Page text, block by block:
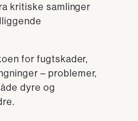
kritiske samlinger
for fugtskader,
– problemer,
dyre og